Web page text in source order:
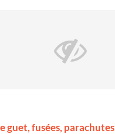
guet, fusées, parachutes